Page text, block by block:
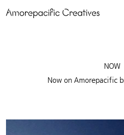
NOW
Now on Amorepacific